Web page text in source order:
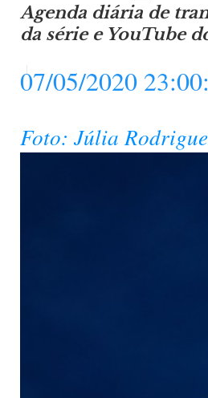
Agenda diária de
da série e YouTube
07/05/2020
Foto: Júlia